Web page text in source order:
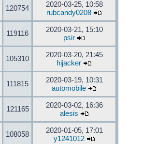
120754
2020-03-25, 10:58
rubcandy0208
119116
2020-03-21, 15:10
psir
105310
2020-03-20, 21:45
hijacker
111815
2020-03-19, 10:31
automobile
121165
2020-03-02, 16:36
alesis
108058
2020-01-05, 17:01
y1241012